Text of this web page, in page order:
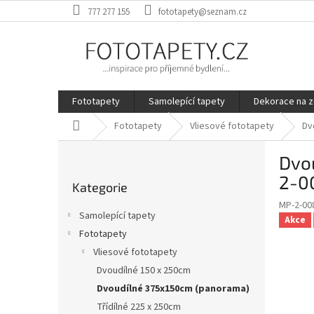
na
777 277 155 fototapety@seznam.cz
Fototapety Samolepící tapety Dekorace na
Domů Fototapety Vliesové fototapety
kategorie
Kategorie
Samolepící tapety
Fototapety
Vliesové fototapety
Dvoudílné 150 x 250cm
Dvoudílné 375x150cm (panorama)
Třídílné 225 x 250cm
2-
MP-2-
Akce